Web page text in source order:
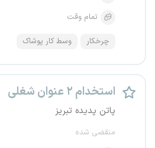
تمام وقت
چرخکار وسط‌ کار پوشاک
استخدام ۲ عنوان شغلی
پاتن پدیده تبریز
منقضی شده